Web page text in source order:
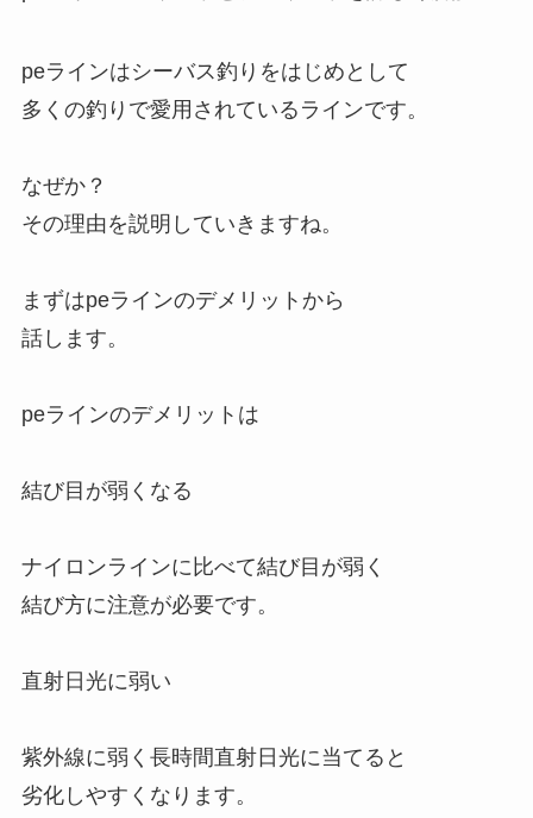
peラインはシーバス釣りをはじめとして
多くの釣りで愛用されているラインです。
なぜか？
その理由を説明していきますね。
まずはpeラインのデメリットから
話します。
peラインのデメリットは
結び目が弱くなる
ナイロンラインに比べて結び目が弱く
結び方に注意が必要です。
直射日光に弱い
紫外線に弱く長時間直射日光に当てると
劣化しやすくなります。